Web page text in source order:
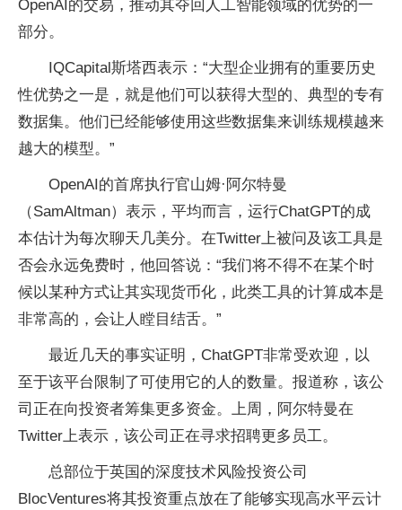
OpenAI的交易，推动其夺回人工智能领域的优势的一
部分。
IQCapital斯塔西表示：“大型企业拥有的重要历史
性优势之一是，就是他们可以获得大型的、典型的专有
数据集。他们已经能够使用这些数据集来训练规模越来
越大的模型。”
OpenAI的首席执行官山姆·阿尔特曼
（SamAltman）表示，平均而言，运行ChatGPT的成
本估计为每次聊天几美分。在Twitter上被问及该工具是
否会永远免费时，他回答说：“我们将不得不在某个时
候以某种方式让其实现货币化，此类工具的计算成本是
非常高的，会让人瞠目结舌。”
最近几天的事实证明，ChatGPT非常受欢迎，以
至于该平台限制了可使用它的人的数量。报道称，该公
司正在向投资者筹集更多资金。上周，阿尔特曼在
Twitter上表示，该公司正在寻求招聘更多员工。
总部位于英国的深度技术风险投资公司
BlocVentures将其投资重点放在了能够实现高水平云计